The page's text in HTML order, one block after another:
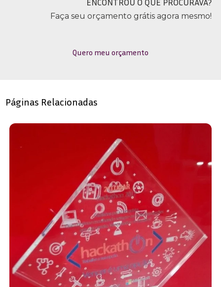
Faça seu orçamento grátis agora mesmo!
Quero meu orçamento
Páginas Relacionadas